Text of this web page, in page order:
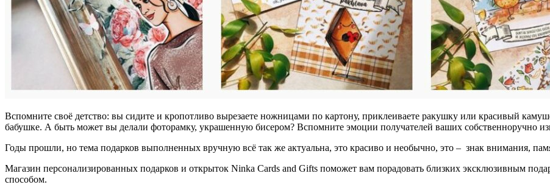
Вспомните своё детство: вы сидите и кропотливо вырезаете ножницами по картону, приклеиваете ракушку или красивый
бабушке. А быть может вы делали фоторамку, украшенную бисером? Вспомните эмоции получателей ваших собственноручно
Годы прошли, но тема подарков выполненных вручную всё так же актуальна, это красиво и необычно, это – знак внимания,
Магазин персонализированных подарков и открыток Ninka Cards and Gifts поможет вам порадовать близких эксклюзивным
способом.